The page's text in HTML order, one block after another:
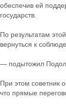
обеспечив ей
государств.
По результатам
вернуться к
— подытожил
При этом советник
что прямые